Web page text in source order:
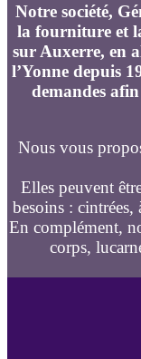
Notre société,
la fourniture et
sur Auxerre, en
l’Yonne depuis
demandes
Nous vous
Elles peuvent
besoins :
En complément,
corps,